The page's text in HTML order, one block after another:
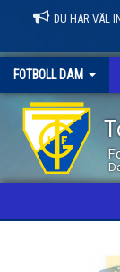
DU HAR VÄL
FOTBOLL DAM